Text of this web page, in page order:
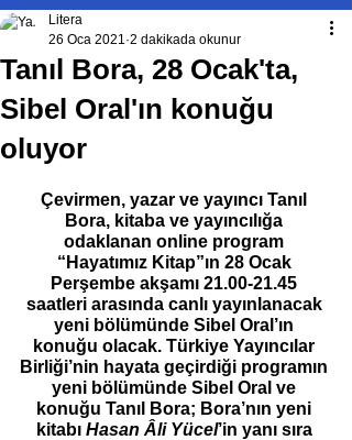
Tanıl Bora, 28 Ocak'ta,
Sibel Oral'ın konuğu
oluyor
Litera
26 Oca 2021 2 dakikada okunur
Çevirmen, yazar ve yayıncı Tanıl
Bora, kitaba ve yayıncılığa
odaklanan online program
“Hayatımız Kitap”ın 28 Ocak
Perşembe akşamı 21.00-21.45
saatleri arasında canlı yayınlanacak
yeni bölümünde Sibel Oral’ın
konuğu olacak. Türkiye Yayıncılar
Birliği’nin hayata geçirdiği programın
yeni bölümünde Sibel Oral ve
konuğu Tanıl Bora; Bora’nın yeni
kitabı Hasan Âli Yücel’in yanı sıra